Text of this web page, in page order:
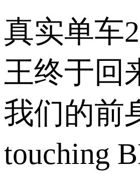
真实单车
王终于回
我们的前
touching